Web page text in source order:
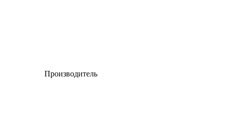
Производитель